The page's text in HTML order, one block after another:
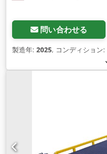
問い合わせる
製造年: 2025, コンディション: